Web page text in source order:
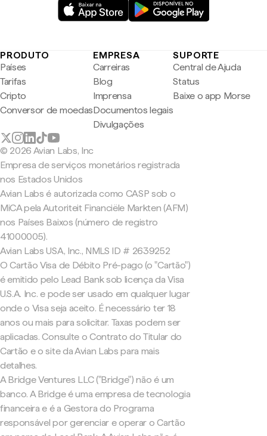
PRODUTO
Países
Tarifas
Cripto
Conversor de moedas
EMPRESA
Carreiras
Blog
Imprensa
Documentos legais
Divulgações
SUPORTE
Central de Ajuda
Status
Baixe o app Morse
© 2026 Avian Labs, Inc
Empresa de serviços monetários registrada
nos Estados Unidos
Avian Labs é autorizada como CASP sob o
MiCA pela Autoriteit Financiële Markten (AFM)
nos Países Baixos (número de registro
41000005).
Avian Labs USA, Inc., NMLS ID # 2639252
O Cartão Visa de Débito Pré-pago (o "Cartão")
é emitido pelo Lead Bank sob licença da Visa
U.S.A. Inc. e pode ser usado em qualquer lugar
onde o Visa seja aceito. É necessário ter 18
anos ou mais para solicitar. Taxas podem ser
aplicadas. Consulte o Contrato do Titular do
Cartão e o site da Avian Labs para mais
detalhes.
A Bridge Ventures LLC ("Bridge") não é um
banco. A Bridge é uma empresa de tecnologia
financeira e é a Gestora do Programa
responsável por gerenciar e operar o Cartão